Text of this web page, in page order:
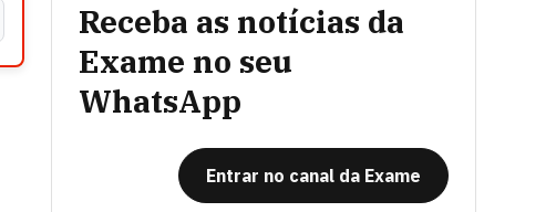
Receba as notícias da
Exame no seu
WhatsApp
Entrar no canal da Exame